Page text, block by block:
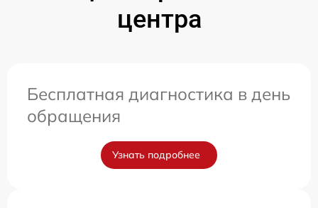
центра
Бесплатная диагностика в день
обращения
Узнать подробнее